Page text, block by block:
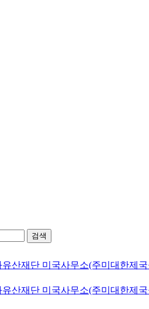
검색
산재단 미국사무소(주미대한제
유산재단 미국사무소(주미대한제